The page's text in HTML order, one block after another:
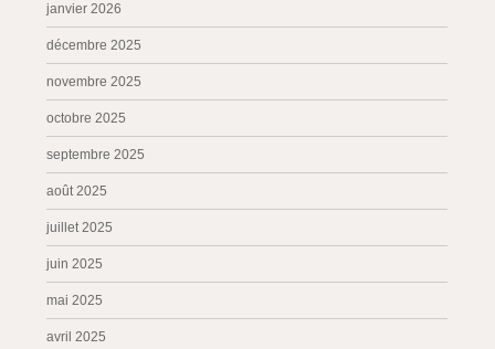
janvier 2026
décembre 2025
novembre 2025
octobre 2025
septembre 2025
août 2025
juillet 2025
juin 2025
mai 2025
avril 2025